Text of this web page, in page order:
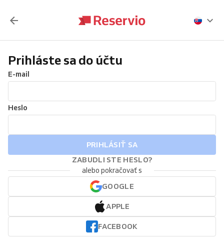
Prihláste sa do účtu
E-mail
Heslo
PRIHLÁSIŤ SA
ZABUDLI STE HESLO?
alebo pokračovať s
GOOGLE
APPLE
FACEBOOK